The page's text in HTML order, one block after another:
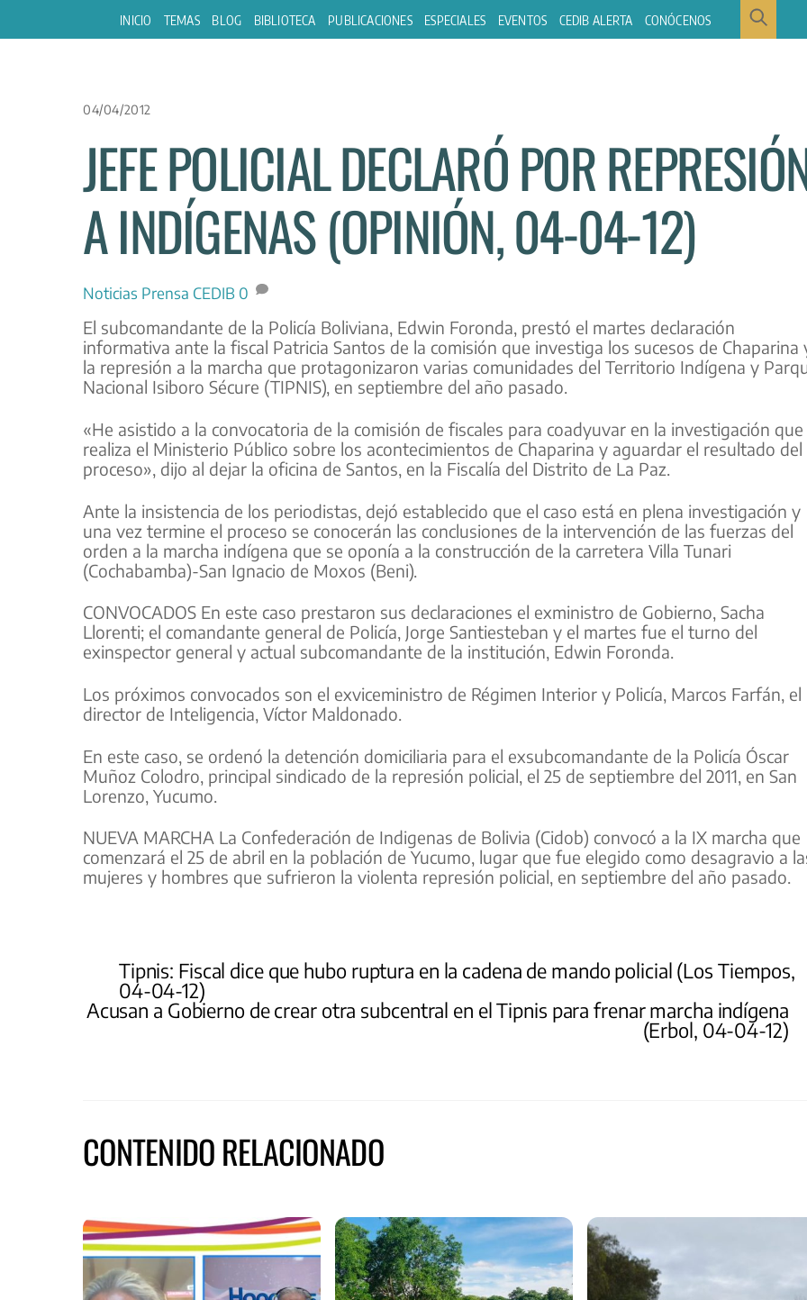
INICIO TEMAS BLOG BIBLIOTECA PUBLICACIONES ESPECIALES EVENTOS CEDIB ALERTA CONÓCENOS
04/04/2012
JEFE POLICIAL DECLARÓ POR
A INDÍGENAS (OPINIÓN, 04-04-12)
Noticias Prensa CEDIB 0
El subcomandante de la Policía Boliviana, Edwin Foronda, prestó el martes declaración
informativa ante la fiscal Patricia Santos de la comisión que investiga los sucesos de Chaparina
la represión a la marcha que protagonizaron varias comunidades del Territorio Indígena y
Nacional Isiboro Sécure (TIPNIS), en septiembre del año pasado.
«He asistido a la convocatoria de la comisión de fiscales para coadyuvar en la investigación que
realiza el Ministerio Público sobre los acontecimientos de Chaparina y aguardar el resultado del
proceso», dijo al dejar la oficina de Santos, en la Fiscalía del Distrito de La Paz.
Ante la insistencia de los periodistas, dejó establecido que el caso está en plena investigación y
una vez termine el proceso se conocerán las conclusiones de la intervención de las fuerzas del
orden a la marcha indígena que se oponía a la construcción de la carretera Villa Tunari
(Cochabamba)-San Ignacio de Moxos (Beni).
CONVOCADOS En este caso prestaron sus declaraciones el exministro de Gobierno, Sacha
Llorenti; el comandante general de Policía, Jorge Santiesteban y el martes fue el turno del
exinspector general y actual subcomandante de la institución, Edwin Foronda.
Los próximos convocados son el exviceministro de Régimen Interior y Policía, Marcos Farfán, el
director de Inteligencia, Víctor Maldonado.
En este caso, se ordenó la detención domiciliaria para el exsubcomandante de la Policía Óscar
Muñoz Colodro, principal sindicado de la represión policial, el 25 de septiembre del 2011, en San
Lorenzo, Yucumo.
NUEVA MARCHA La Confederación de Indigenas de Bolivia (Cidob) convocó a la IX marcha que
comenzará el 25 de abril en la población de Yucumo, lugar que fue elegido como desagravio a
mujeres y hombres que sufrieron la violenta represión policial, en septiembre del año pasado.
Tipnis: Fiscal dice que hubo ruptura en la cadena de mando policial (Los Tiempos,
04-04-12)
Acusan a Gobierno de crear otra subcentral en el Tipnis para frenar marcha indígena
(Erbol, 04-04-12)
CONTENIDO RELACIONADO